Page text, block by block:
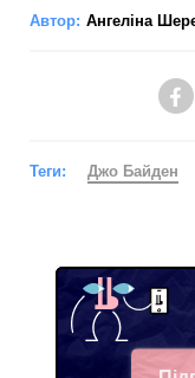
Автор: Ангеліна
Теги: Джо Байден